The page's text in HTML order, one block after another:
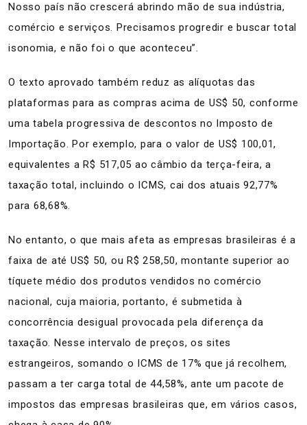
Nosso país não crescerá abrindo mão de sua indústria,
comércio e serviços. Precisamos progredir e buscar total
isonomia, e não foi o que aconteceu”.
O texto aprovado também reduz as alíquotas das
plataformas para as compras acima de US$ 50, conforme
uma tabela progressiva de descontos no Imposto de
Importação. Por exemplo, para o valor de US$ 100,01,
equivalentes a R$ 517,05 ao câmbio da terça-feira, a
taxação total, incluindo o ICMS, cai dos atuais 92,77%
para 68,68%.
No entanto, o que mais afeta as empresas brasileiras é a
faixa de até US$ 50, ou R$ 258,50, montante superior ao
tíquete médio dos produtos vendidos no comércio
nacional, cuja maioria, portanto, é submetida à
concorrência desigual provocada pela diferença da
taxação. Nesse intervalo de preços, os sites
estrangeiros, somando o ICMS de 17% que já recolhem,
passam a ter carga total de 44,58%, ante um pacote de
impostos das empresas brasileiras que, em vários casos,